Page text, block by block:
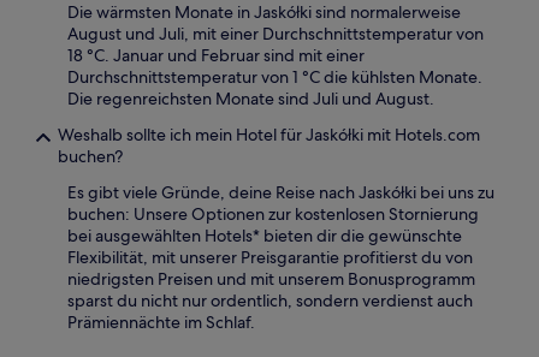
Die wärmsten Monate in Jaskółki sind normalerweise
August und Juli, mit einer Durchschnittstemperatur von
18 °C. Januar und Februar sind mit einer
Durchschnittstemperatur von 1 °C die kühlsten Monate.
Die regenreichsten Monate sind Juli und August.
Weshalb sollte ich mein Hotel für Jaskółki mit Hotels.com
buchen?
Es gibt viele Gründe, deine Reise nach Jaskółki bei uns zu
buchen: Unsere Optionen zur kostenlosen Stornierung
bei ausgewählten Hotels* bieten dir die gewünschte
Flexibilität, mit unserer Preisgarantie profitierst du von
niedrigsten Preisen und mit unserem Bonusprogramm
sparst du nicht nur ordentlich, sondern verdienst auch
Prämiennächte im Schlaf.